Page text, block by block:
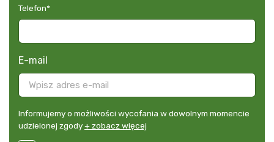
Telefon*
E-mail
Informujemy
o
Informujemy o możliwości wycofania w dowolnym momencie
udzielonej zgody+ zobacz więcej